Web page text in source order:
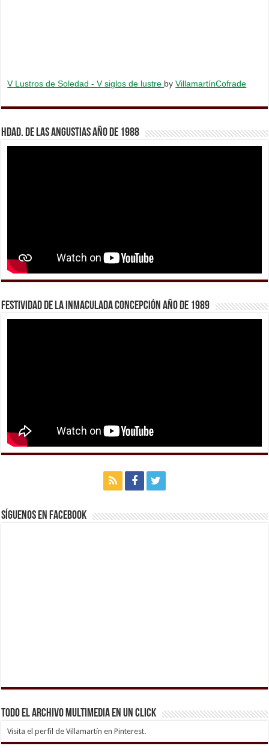
V Lustros de Soledad - V siglos de lustre byVillamartínCofrade
Hdad. de Las Angustias año de 1988
Festividad de la Inmaculada Concepción año de 1989
Síguenos en Facebook
Todo el archivo multimedia en un click
Visita el perfil de Villamartín en Pinterest.